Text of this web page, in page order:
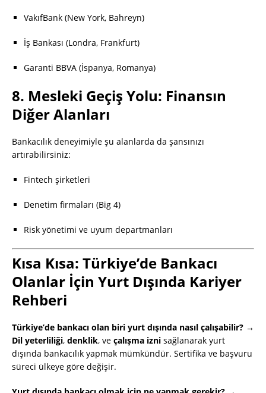
VakıfBank (New York, Bahreyn)
İş Bankası (Londra, Frankfurt)
Garanti BBVA (İspanya, Romanya)
8. Mesleki Geçiş Yolu: Finansın
Diğer Alanları
Bankacılık deneyimiyle şu alanlarda da şansınızı
artırabilirsiniz:
Fintech şirketleri
Denetim firmaları (Big 4)
Risk yönetimi ve uyum departmanları
Kısa Kısa: Türkiye’de Bankacı
Olanlar İçin Yurt Dışında Kariyer
Rehberi
Türkiye’de bankacı olan biri yurt dışında nasıl çalışabilir? →
Dil yeterliliği, denklik, ve çalışma izni sağlanarak yurt
dışında bankacılık yapmak mümkündür. Sertifika ve başvuru
süreci ülkeye göre değişir.